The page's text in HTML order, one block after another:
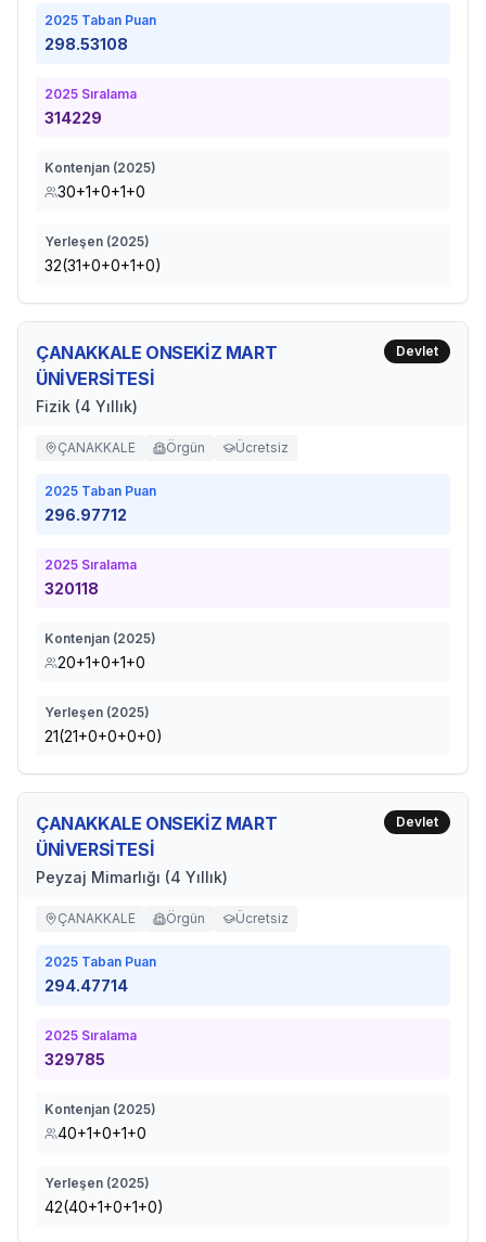
2025 Taban Puan
298.53108
2025 Sıralama
314229
Kontenjan (2025)
30+1+0+1+0
Yerleşen (2025)
32(31+0+0+1+0)
ÇANAKKALE ONSEKİZ MART
ÜNİVERSİTESİ
Fizik (4 Yıllık)
Devlet
ÇANAKKALE Örgün Ücretsiz
2025 Taban Puan
296.97712
2025 Sıralama
320118
Kontenjan (2025)
20+1+0+1+0
Yerleşen (2025)
21(21+0+0+0+0)
ÇANAKKALE ONSEKİZ MART
ÜNİVERSİTESİ
Peyzaj Mimarlığı (4 Yıllık)
Devlet
ÇANAKKALE Örgün Ücretsiz
2025 Taban Puan
294.47714
2025 Sıralama
329785
Kontenjan (2025)
40+1+0+1+0
Yerleşen (2025)
42(40+1+0+1+0)